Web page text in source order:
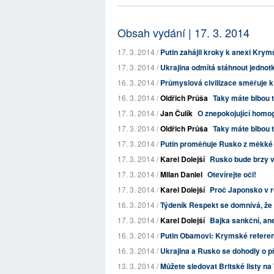
Obsah vydání | 17. 3. 2014
17. 3. 2014 /Putin zahájil kroky k anexi
17. 3. 2014 /Ukrajina odmítá stáhnout
16. 3. 2014 /Průmyslová civilizace směřuje
16. 3. 2014 /Oldřich Průša Taky máte blbou
17. 3. 2014 /Jan Čulík O znepokojující
17. 3. 2014 /Oldřich Průša Taky máte blbou
17. 3. 2014 /Putin proměňuje Rusko z
17. 3. 2014 /Karel Dolejší Rusko bude brzy
17. 3. 2014 /Milan Daniel Otevírejte oči!
17. 3. 2014 /Karel Dolejší Proč Japonsko v
16. 3. 2014 /Týdeník Respekt se domnívá,
17. 3. 2014 /Karel Dolejší Bajka sankční,
16. 3. 2014 /Putin Obamovi: Krymské
16. 3. 2014 /Ukrajina a Rusko se dohodly o
13. 3. 2014 /Můžete sledovat Britské listy na